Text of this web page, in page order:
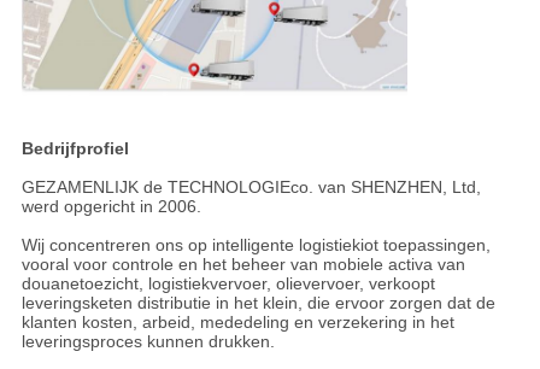
Bedrijfprofiel
GEZAMENLIJK de TECHNOLOGIEco. van SHENZHEN, Ltd,
werd opgericht in 2006.
Wij concentreren ons op intelligente logistiekiot toepassingen,
vooral voor controle en het beheer van mobiele activa van
douanetoezicht, logistiekvervoer, olievervoer, verkoopt
leveringsketen distributie in het klein, die ervoor zorgen dat de
klanten kosten, arbeid, mededeling en verzekering in het
leveringsproces kunnen drukken.